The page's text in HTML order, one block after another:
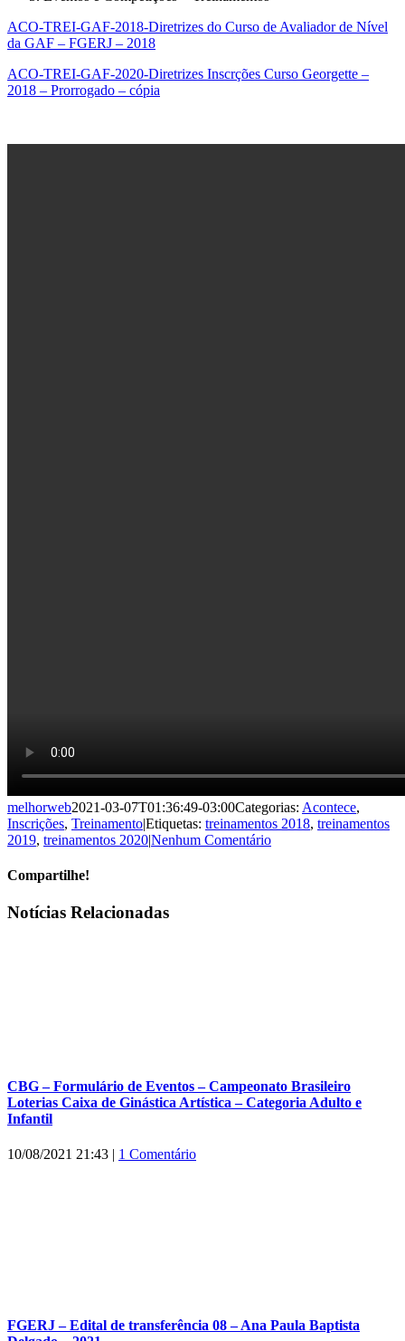
ACO-TREI-GAF-2018-Diretrizes do Curso de Avaliador de Nível
da GAF – FGERJ – 2018
ACO-TREI-GAF-2020-Diretrizes Inscrções Curso Georgette –
2018 – Prorrogado – cópia
melhorweb2021-03-07T01:36:49-03:00Categorias: Acontece,
Inscrições, Treinamento|Etiquetas: treinamentos 2018, treinamentos
2019, treinamentos 2020|Nenhum Comentário
Compartilhe!
Facebook
X
WhatsApp
E-
Notícias Relacionadas
CBG – Formulário de Eventos – Campeonato Brasileiro
Loterias Caixa de Ginástica Artística – Categoria Adulto e
Infantil
10/08/2021 21:43 | 1 Comentário
FGERJ – Edital de transferência 08 – Ana Paula Baptista